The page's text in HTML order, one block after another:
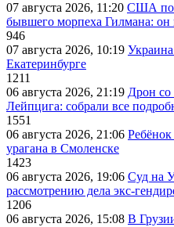
07 августа 2026, 11:20 США
бывшего морпеха Гилмана: он
946
07 августа 2026, 10:19
Екатеринбурге
1211
06 августа 2026, 21:19 Дрон со
Лейпцига: собрали все
1551
06 августа 2026, 21:06
урагана в Смоленске
1423
06 августа 2026, 19:06 Суд на
рассмотрению дела экс-
1206
06 августа 2026, 15:08 В